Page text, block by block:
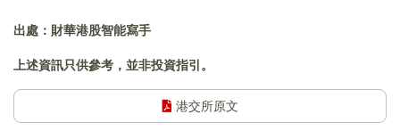
出處：財華港股智能寫手
上述資訊只供參考，並非投資指引。
港交所原文